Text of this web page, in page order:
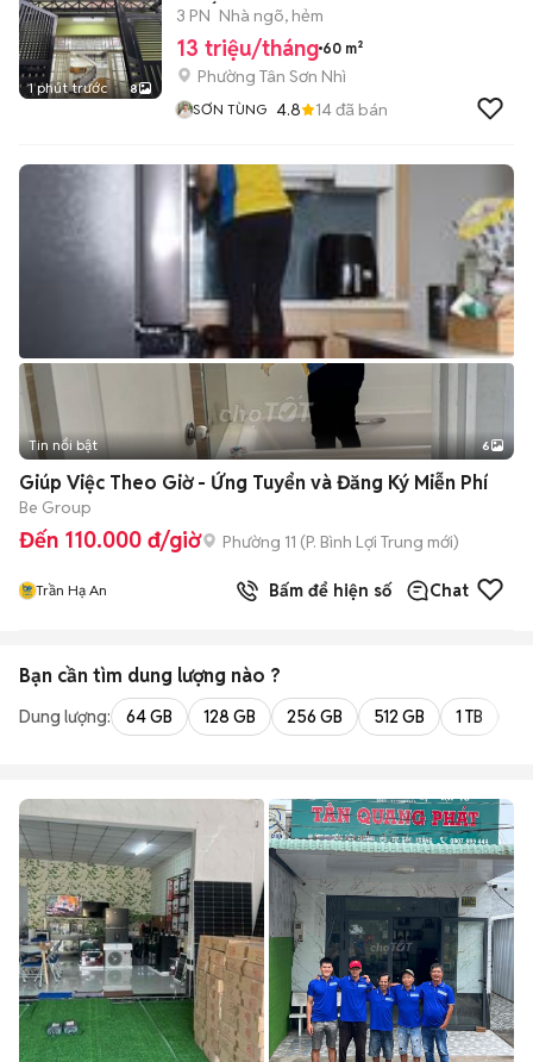
1 phút trước 8
3 TẤM 3PN_3WC_S.Th
3 PN Nhà ngõ, hẻm
13 triệu/tháng 60 m²
Phường Tân Sơn Nhì
SƠN TÙNG 4.8 14đã bán
+2
Tin nổi bật 6
Giúp Việc Theo Giờ - Ứng Tuyển và Đăng Ký Miễn Phí
Be Group
Đến 110.000 đ/giờ Phường 11 (P. Bình Lợi Trung mới)
Trần Hạ An Bấm để hiện số Chat
Bạn cần tìm dung lượng nào ?
Dung lượng: 64 GB 128 GB 256 GB 512 GB 1 TB